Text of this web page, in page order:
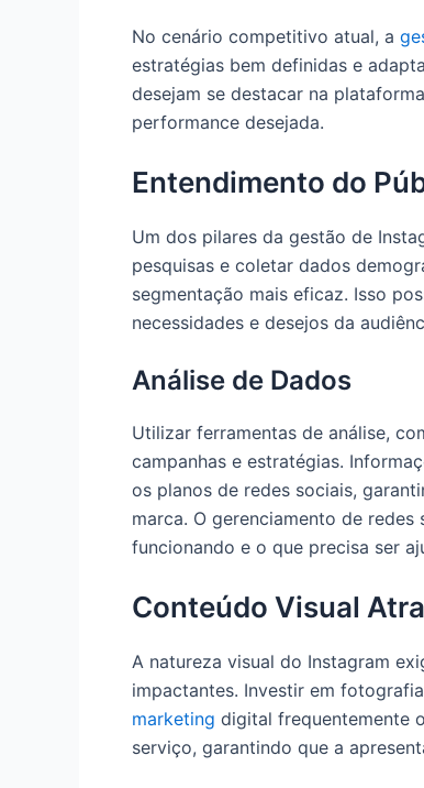
No cenário competitivo atual, a
estratégias bem definidas e
desejam se destacar na
performance desejada.
Entendimento do
Um dos pilares da gestão de
pesquisas e coletar dados
segmentação mais eficaz. Isso
necessidades e desejos da
Análise de Dados
Utilizar ferramentas de análise,
campanhas e estratégias.
os planos de redes sociais,
marca. O gerenciamento de
funcionando e o que precisa ser
Conteúdo Visual
A natureza visual do Instagram
impactantes. Investir em
marketing digital frequentemente
serviço, garantindo que a